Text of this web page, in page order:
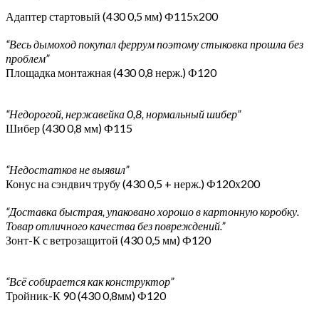
Адаптер стартовый (430 0,5 мм) Ф115х200
“Весь дымоход покупал феррум поэтому стыковка прошла без
проблем”
Площадка монтажная (430 0,8 нерж.) Ф120
“Недорогой, нержавейка 0,8, нормальный шибер”
Шибер (430 0,8 мм) Ф115
“Недостатков не выявил”
Конус на сэндвич трубу (430 0,5 + нерж.) Ф120х200
“Доставка быстрая, упаковано хорошо в картонную коробку.
Товар отличного качества без повреждений.”
Зонт-К с ветрозащитой (430 0,5 мм) Ф120
“Всё собирается как конструктор”
Тройник-К 90 (430 0,8мм) Ф120